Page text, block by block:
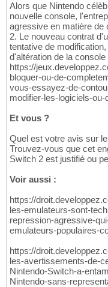
Alors que Nintendo
nouvelle console,
agressive en matière de
2. Le nouveau contrat
tentative de
d'altération de la
https://
bloquer-ou-de-
vous-essayez-de-
modifier-les-logiciels-
Et vous ?
Quel est votre avis sur
Trouvez-vous que cet
Switch 2 est justifié ou
Voir aussi :
https://
les-emulateurs-sont-
repression-agressive-
emulateurs-populaires-
https://
les-avertissements-de-
Nintendo-Switch-a-
Nintendo-sans-